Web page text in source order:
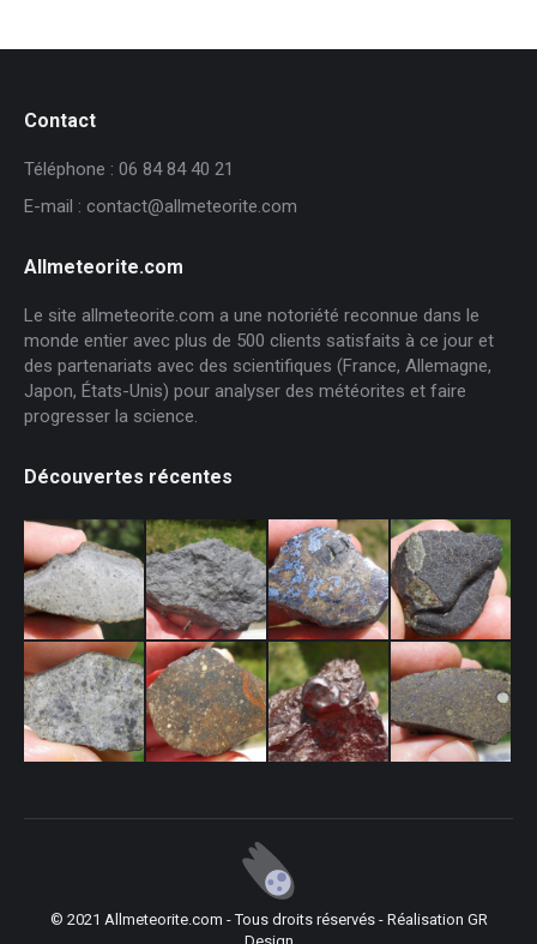
Contact
Téléphone : 06 84 84 40 21
E-mail : contact@allmeteorite.com
Allmeteorite.com
Le site allmeteorite.com a une notoriété reconnue dans le
monde entier avec plus de 500 clients satisfaits à ce jour et
des partenariats avec des scientifiques (France, Allemagne,
Japon, États-Unis) pour analyser des météorites et faire
progresser la science.
Découvertes récentes
© 2021 Allmeteorite.com - Tous droits réservés - Réalisation GR
Design